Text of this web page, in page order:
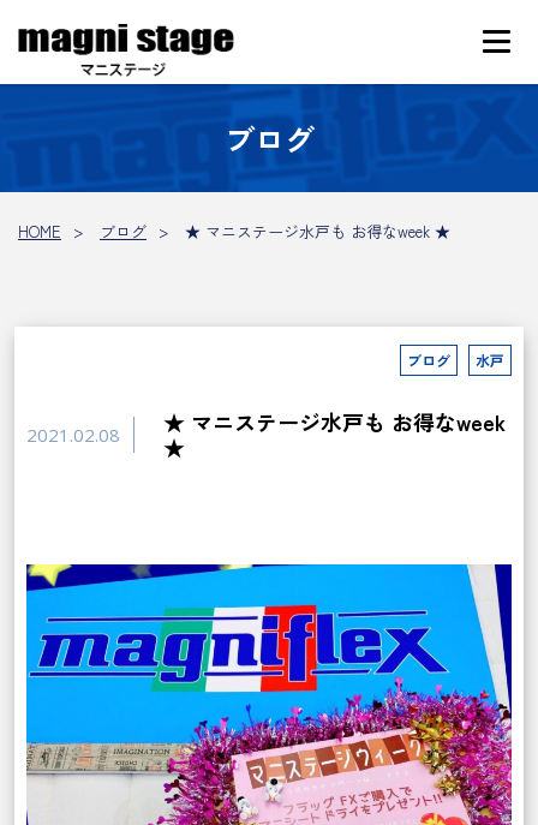
ブログ
HOME ブログ ★ マニステージ水戸も お得なweek ★
ブログ 水戸
2021.02.08
★ マニステージ水戸も お得なweek
★